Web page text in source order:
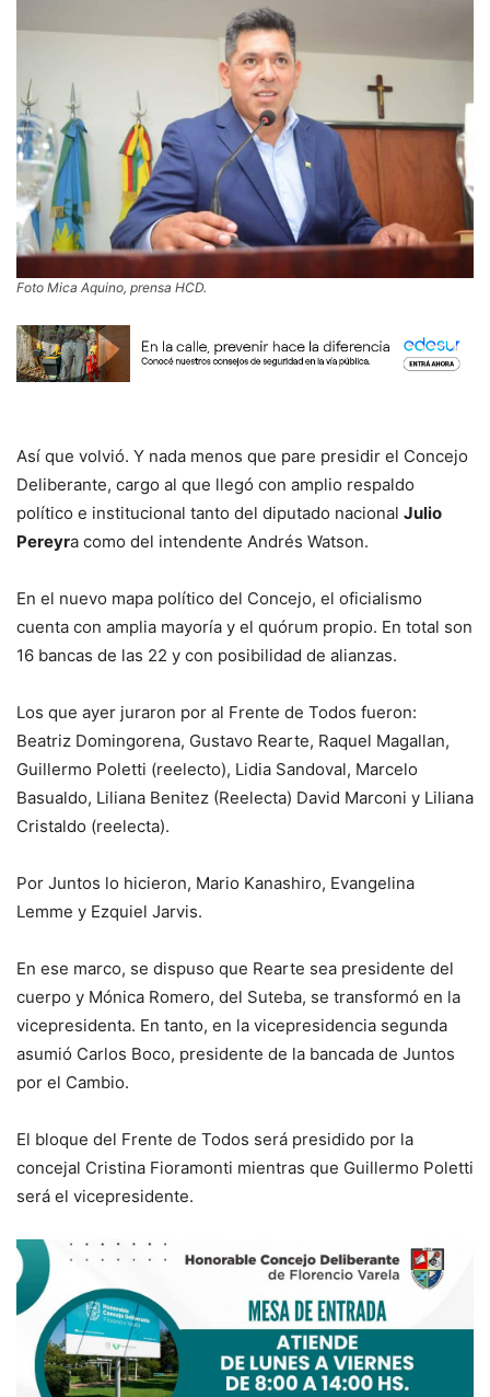
Foto Mica Aquino, prensa HCD.
Así que volvió. Y nada menos que pare presidir el Concejo
Deliberante, cargo al que llegó con amplio respaldo
político e institucional tanto del diputado nacional Julio
Pereyra como del intendente Andrés Watson.
En el nuevo mapa político del Concejo, el oficialismo
cuenta con amplia mayoría y el quórum propio. En total son
16 bancas de las 22 y con posibilidad de alianzas.
Los que ayer juraron por al Frente de Todos fueron:
Beatriz Domingorena, Gustavo Rearte, Raquel Magallan,
Guillermo Poletti (reelecto), Lidia Sandoval, Marcelo
Basualdo, Liliana Benitez (Reelecta) David Marconi y Liliana
Cristaldo (reelecta).
Por Juntos lo hicieron, Mario Kanashiro, Evangelina
Lemme y Ezquiel Jarvis.
En ese marco, se dispuso que Rearte sea presidente del
cuerpo y Mónica Romero, del Suteba, se transformó en la
vicepresidenta. En tanto, en la vicepresidencia segunda
asumió Carlos Boco, presidente de la bancada de Juntos
por el Cambio.
El bloque del Frente de Todos será presidido por la
concejal Cristina Fioramonti mientras que Guillermo Poletti
será el vicepresidente.